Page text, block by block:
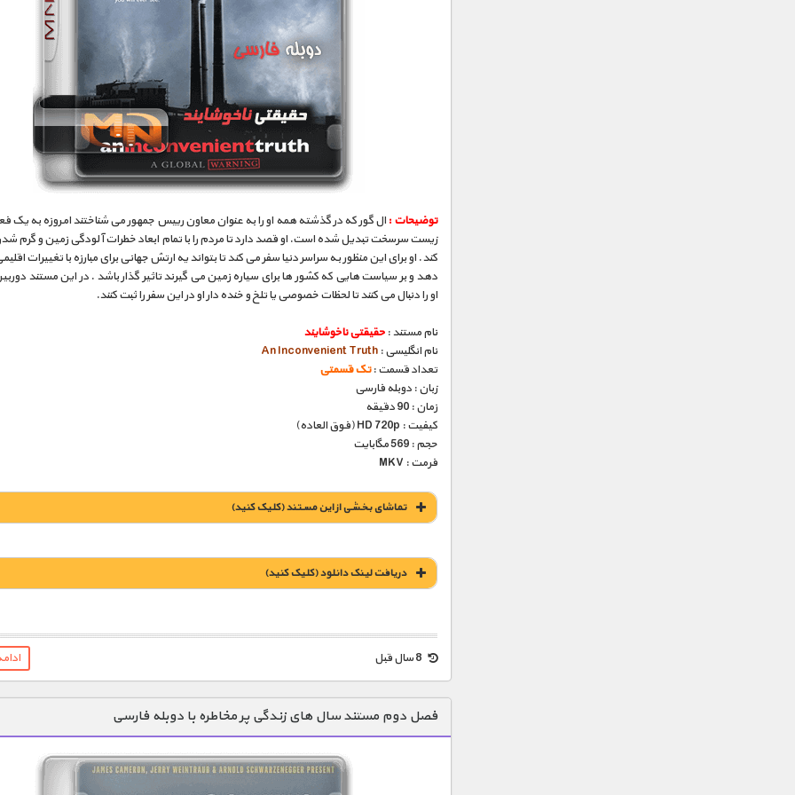
توضیحات : ال گور که در گذشته همه او را به عنوان معاون رییس جمهور می شناختند امروزه به یک
زیست سرسخت تبدیل شده است. او قصد دارد تا مردم را با تمام ابعاد خطرات آلودگی زمین و گرم
کند. او برای این منظور به سراسر دنیا سفر می کند تا بتواند یه ارتش جهانی برای مبارزه با تغییرات
دهد و بر سیاست هایی که کشور ها برای سیاره زمین می گیرند تاثیر گذار باشد . در این مستند
او را دنبال می کنند تا لحظات خصوصی یا تلخ و خنده دار او در این سفر را ثبت کنند.
نام مستند :حقیقتی ناخوشایند
نام انگلیسی :An Inconvenient Truth
تعداد قسمت :تک قسمتی
زبان : دوبله فارسی
زمان : 90 دقیقه
کیفیت : HD 720p (فوق العاده)
حجم : 569 مگابایت
فرمت : MKV
تماشای بخشی از این مستند (کلیک کنید)
دریافت لينک دانلود (کليک کنيد)
8 سال قبل
فصل دوم مستند سال های زندگی پر مخاطره با دوبله فارسی